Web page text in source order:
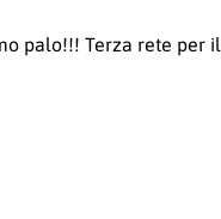
palo!!! Terza rete per il